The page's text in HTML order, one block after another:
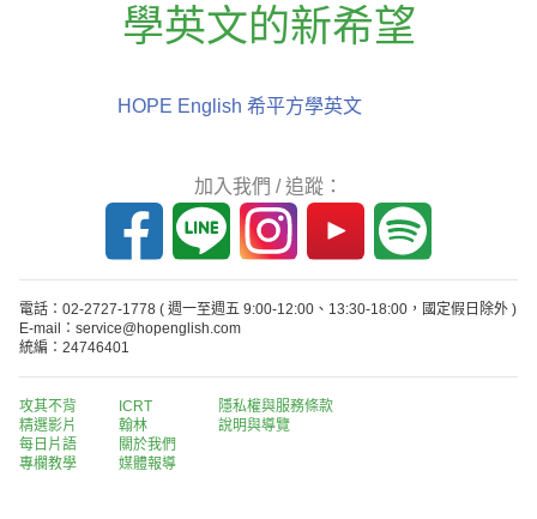
學英文的新希望
HOPE English 希平方學英文
加入我們 / 追蹤：
電話：02-2727-1778 ( 週一至週五 9:00-12:00、13:30-18:00，國定假日除外 )
E-mail：service@hopenglish.com
統編：24746401
攻其不背
精選影片
每日片語
專欄教學
ICRT
翰林
關於我們
媒體報導
隱私權與服務條款
說明與導覽